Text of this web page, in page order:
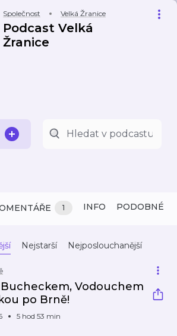
Společnost Velká Žranice
Podcast Velká
Žranice
1 INFO PODOBNÉ
Nejstarší Nejposlouchanější
Bucheckem, Vodouchem
po Brně!
5 hod 53 min